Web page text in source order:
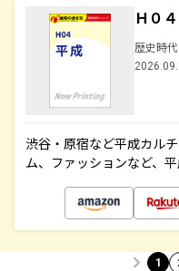
Ｈ０
歴史時代
渋谷・原宿など平成カル
ム、ファッションなど、
1